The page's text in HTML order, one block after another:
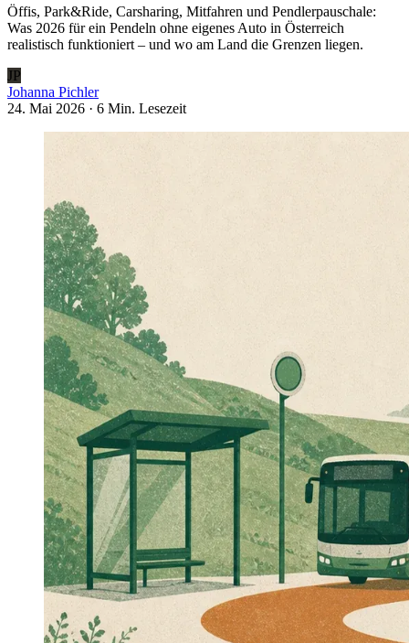
Öffis, Park&Ride, Carsharing, Mitfahren und Pendlerpauschale:
Was 2026 für ein Pendeln ohne eigenes Auto in Österreich
realistisch funktioniert – und wo am Land die Grenzen liegen.
JP
Johanna Pichler
24. Mai 2026 · 6 Min. Lesezeit